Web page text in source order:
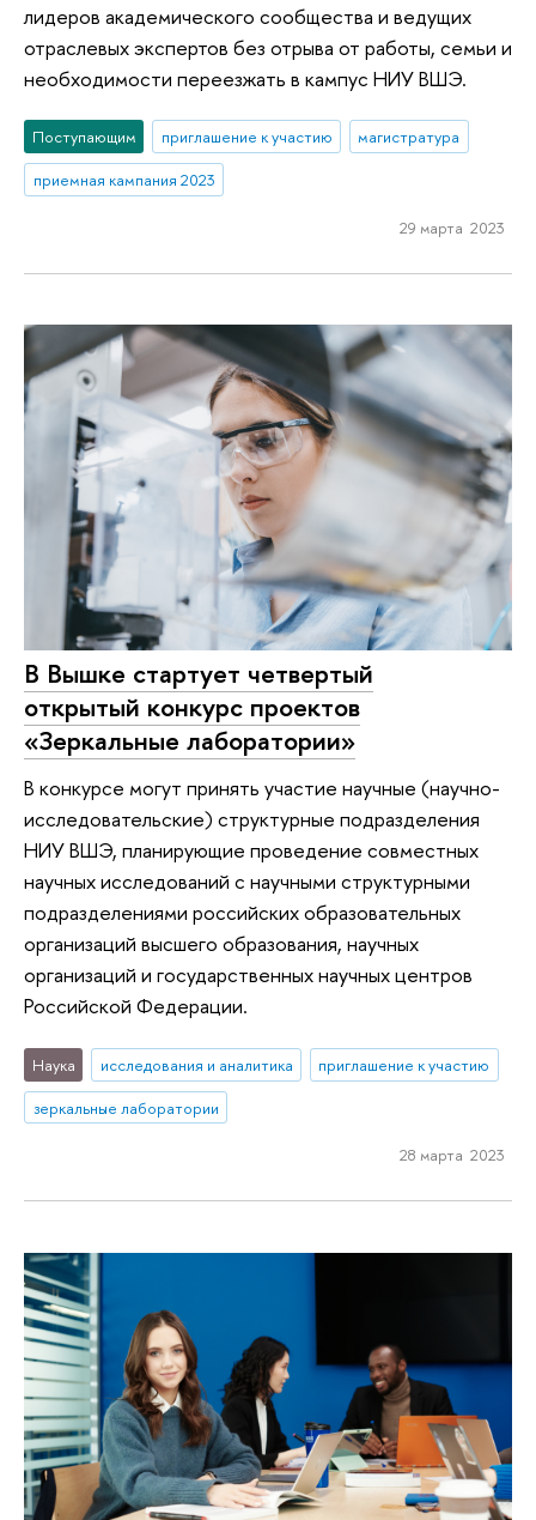
лидеров академического сообщества и ведущих
отраслевых экспертов без отрыва от работы, семьи и
необходимости переезжать в кампус НИУ ВШЭ.
Поступающим приглашение к участию
магистратура
приемная кампания 2023
29 марта 2023
В Вышке стартует четвертый
открытый конкурс проектов
«Зеркальные лаборатории»
В конкурсе могут принять участие научные (научно-
исследовательские) структурные подразделения
НИУ ВШЭ, планирующие проведение совместных
научных исследований с научными структурными
подразделениями российских образовательных
организаций высшего образования, научных
организаций и государственных научных центров
Российской Федерации.
Наука исследования и аналитика
приглашение к участию
зеркальные лаборатории
28 марта 2023